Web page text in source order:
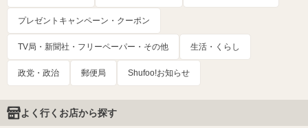
プレゼントキャンペーン・クーポン
TV局・新聞社・フリーペーパー・その他 生活・くらし
政党・政治 郵便局 Shufoo!お知らせ
よく行くお店から探す